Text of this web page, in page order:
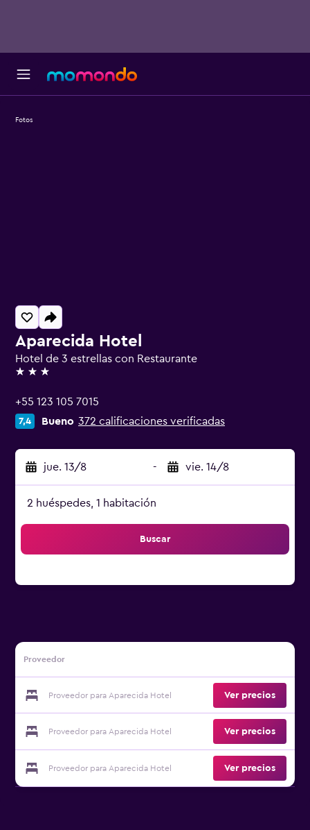
Aparecida Hotel
Hotel de 3 estrellas con Restaurante
3 estrellas
+55 123 105 7015
7,4 Bueno 372 calificaciones verificadas
jue. 13/8 - vie. 14/8
2 huéspedes, 1 habitación
Buscar
Proveedor
Proveedor para Aparecida Hotel Ver precios
Proveedor para Aparecida Hotel Ver precios
Proveedor para Aparecida Hotel Ver precios
Fotos